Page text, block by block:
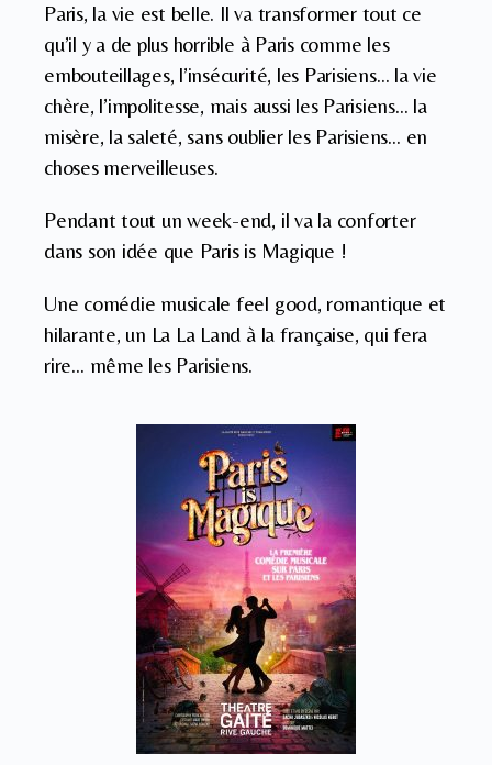
Paris, la vie est belle. Il va transformer tout ce
qu’il y a de plus horrible à Paris comme les
embouteillages, l’insécurité, les Parisiens… la vie
chère, l’impolitesse, mais aussi les Parisiens… la
misère, la saleté, sans oublier les Parisiens… en
choses merveilleuses.
Pendant tout un week-end, il va la conforter
dans son idée que Paris is Magique !
Une comédie musicale feel good, romantique et
hilarante, un La La Land à la française, qui fera
rire… même les Parisiens.